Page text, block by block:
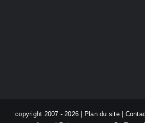
copyright 2007 - 2026 | Plan du site|